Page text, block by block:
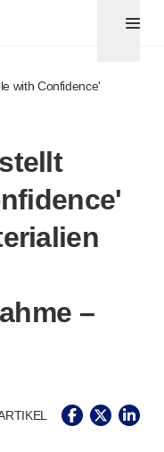
with Confidence'
–